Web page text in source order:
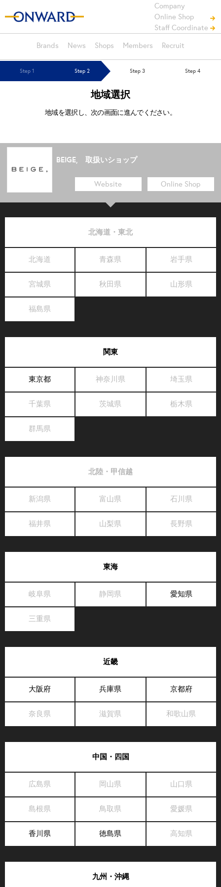
Company
Online Shop
Staff Coordinate
Brands
News Shops Members Recruit
Step 1 Step 2 Step 3 Step 4
地域選択
地域を選択し、次の画面に進んでください。
BEIGE, 取扱いショップ
Website Online Shop
北海道・東北
北海道 青森県 岩手県
宮城県 秋田県 山形県
福島県
関東
東京都 神奈川県 埼玉県
千葉県 茨城県 栃木県
群馬県
北陸・甲信越
新潟県 富山県 石川県
福井県 山梨県 長野県
東海
岐阜県 静岡県 愛知県
三重県
近畿
大阪府 兵庫県 京都府
奈良県 滋賀県 和歌山県
中国・四国
広島県 岡山県 山口県
島根県 鳥取県 愛媛県
香川県 徳島県 高知県
九州・沖縄